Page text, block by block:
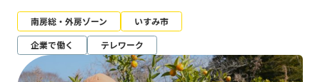
南房総・外房ゾーン
いすみ市
企業で働く
テレワーク